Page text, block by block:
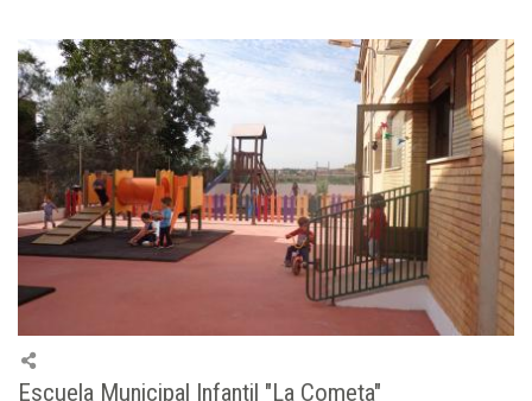
Escuela Municipal Infantil "La Cometa"